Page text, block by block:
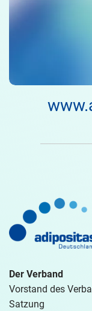
Der Verband
Vorstand des
Satzung